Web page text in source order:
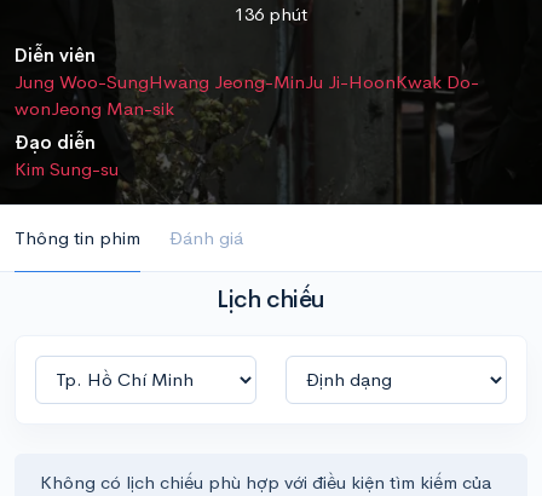
136 phút
Diễn viên
Jung Woo-SungHwang Jeong-MinJu Ji-HoonKwak Do-
wonJeong Man-sik
Đạo diễn
Kim Sung-su
Thông tin phim Đánh giá
Lịch chiếu
Không có lịch chiếu phù hợp với điều kiện tìm kiếm của